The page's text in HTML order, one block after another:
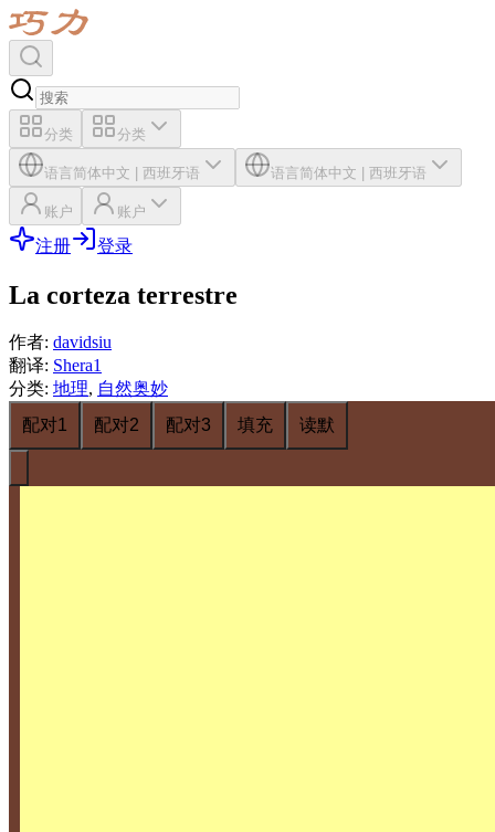
分类 分类
语言简体中文 | 西班牙语 语言简体中文 | 西班牙语
账户 账户
注册 登录
La corteza terrestre
作者: davidsiu
翻译: Shera1
分类: 地理, 自然奥妙
配对1
配对2 配对3 填充 读默